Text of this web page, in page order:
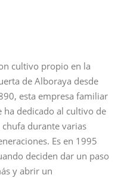
cultivo propio en la
de Alboraya desde
esta empresa familiar
ha dedicado al cultivo de
chufa durante varias
Es en 1995
deciden dar un paso
y abrir un